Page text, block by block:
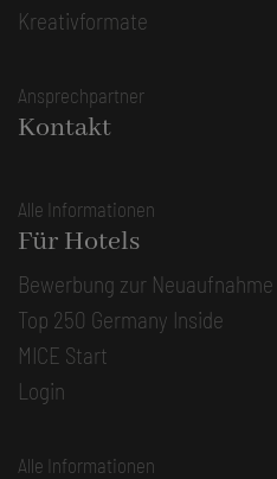
Kreativformate
Ansprechpartner
Kontakt
Alle Informationen
Für Hotels
Bewerbung zur Neuaufnahme
Top 250 Germany Inside
MICE Start
Login
Alle Informationen